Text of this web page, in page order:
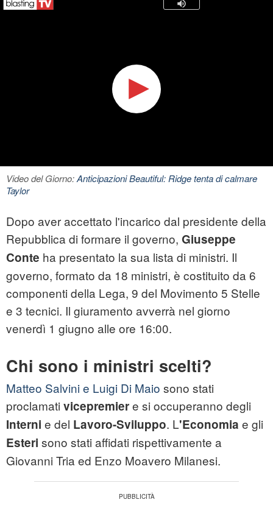
Video del Giorno:Anticipazioni Beautiful: Ridge tenta di calmare
Taylor
Dopo aver accettato l'incarico dal presidente della
Repubblica di formare il governo, Giuseppe
Conte ha presentato la sua lista di ministri. Il
governo, formato da 18 ministri, è costituito da 6
componenti della Lega, 9 del Movimento 5 Stelle
e 3 tecnici. Il giuramento avverrà nel giorno
venerdì 1 giugno alle ore 16:00.
Chi sono i ministri scelti?
Matteo Salvini e Luigi Di Maio sono stati
proclamati vicepremiere si occuperanno degli
Interni e del Lavoro-Sviluppo. L'Economia e gli
Esteri sono stati affidati rispettivamente a
Giovanni Tria ed Enzo Moavero Milanesi.